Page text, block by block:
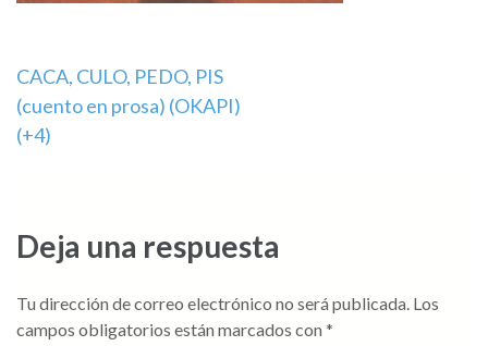
Navegación
de
CACA, CULO, PEDO, PIS
(cuento en prosa) (OKAPI)
(+4)
Deja una respuesta
Tu dirección de correo electrónico no será publicada. Los
campos obligatorios están marcados con *